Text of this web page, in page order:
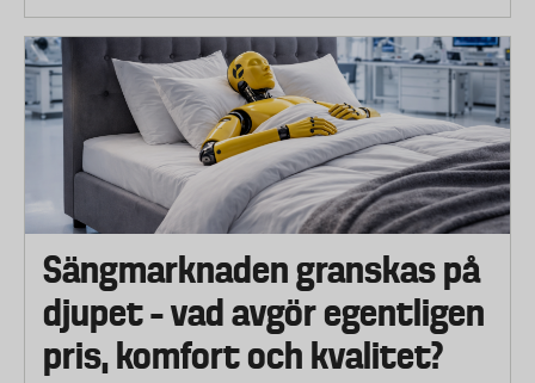
Sängmarknaden granskas på
djupet – vad avgör egentligen
pris, komfort och kvalitet?